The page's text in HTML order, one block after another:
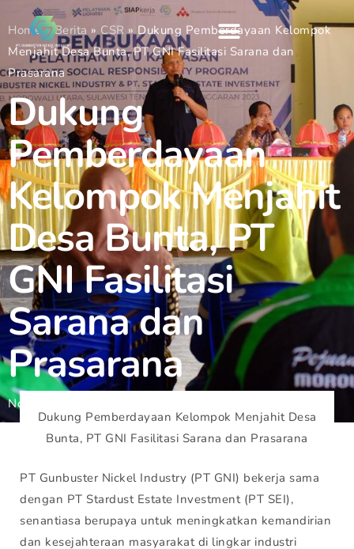
Home»Berita »CSR»Dukung Pemberdayaan Kelompok
Menjahit Desa Bunta, PT GNI Fasilitasi Sarana dan
Prasarana
Dukung
Pemberdayaan
Kelompok Menjahit
Desa Bunta, PT
GNI Fasilitasi
Sarana dan
Prasarana
November 13, 2023
Dukung Pemberdayaan Kelompok Menjahit Desa
Bunta, PT GNI Fasilitasi Sarana dan Prasarana
PT Gunbuster Nickel Industry (PT GNI) bekerja sama
dengan PT Stardust Estate Investment (PT SEI),
senantiasa berupaya untuk meningkatkan kemandirian
dan kesejahteraan masyarakat di lingkar industri